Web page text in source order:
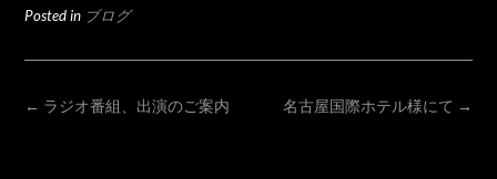
Posted in ブログ
POST
名古屋国際ホテル様にて →
← ラジオ番組、出演のご案内